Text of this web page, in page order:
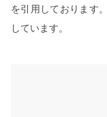
を引用しております
しています。